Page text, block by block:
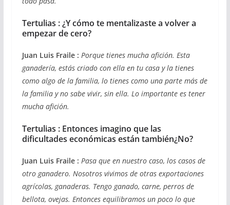
Tertulias : ¿Y cómo te mentalizaste a volver a
empezar de cero?
Juan Luis Fraile : Porque tienes mucha afición. Esta
ganadería, estás criado con ella en tu casa y la tienes
como algo de la familia, lo tienes como una parte más de
la familia y no sabe vivir, sin ella. Lo importante es tener
mucha afición.
Tertulias : Entonces imagino que las
dificultades económicas están también¿No?
Juan Luis Fraile : Pasa que en nuestro caso, los casos de
otro ganadero. Nosotros vivimos de otras exportaciones
agrícolas, ganaderas. Tengo ganado, carne, perros de
bellota, ovejas. Entonces equilibramos un poco lo que